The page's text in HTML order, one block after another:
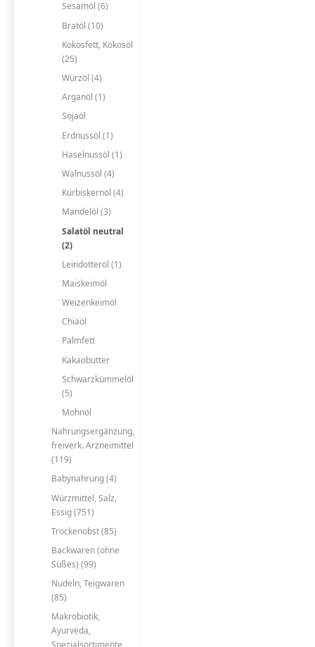
Sesamöl (6)
Bratöl (10)
Kokosfett, Kokosöl
(25)
Würzöl (4)
Arganöl (1)
Sojaöl
Erdnussöl (1)
Haselnussöl (1)
Walnussöl (4)
Kürbiskernöl (4)
Mandelöl (3)
Salatöl neutral
(2)
Leindotteröl (1)
Maiskeimöl
Weizenkeimöl
Chiaöl
Palmfett
Kakaobutter
Schwarzkümmelöl
(5)
Mohnöl
Nahrungsergänzung,
freiverk. Arzneimittel
(119)
Babynahrung (4)
Würzmittel, Salz,
Essig (751)
Trockenobst (85)
Backwaren (ohne
Süßes) (99)
Nudeln, Teigwaren
(85)
Makrobiotik,
Ayurveda,